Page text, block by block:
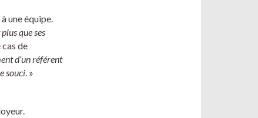
une équipe.
que ses
cas de
d’un référent
souci. »